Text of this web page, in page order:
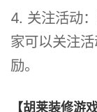
4. 关注活动
家可以关注
励。
【胡莱装修游